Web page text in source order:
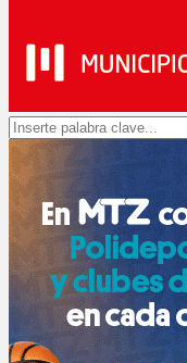
Search
for: